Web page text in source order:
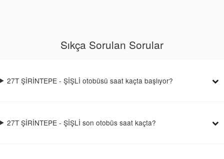
Sıkça Sorulan Sorular
27T ŞİRİNTEPE - ŞİŞLİ otobüsü saat kaçta başlıyor?
27T ŞİRİNTEPE - ŞİŞLİ son otobüs saat kaçta?